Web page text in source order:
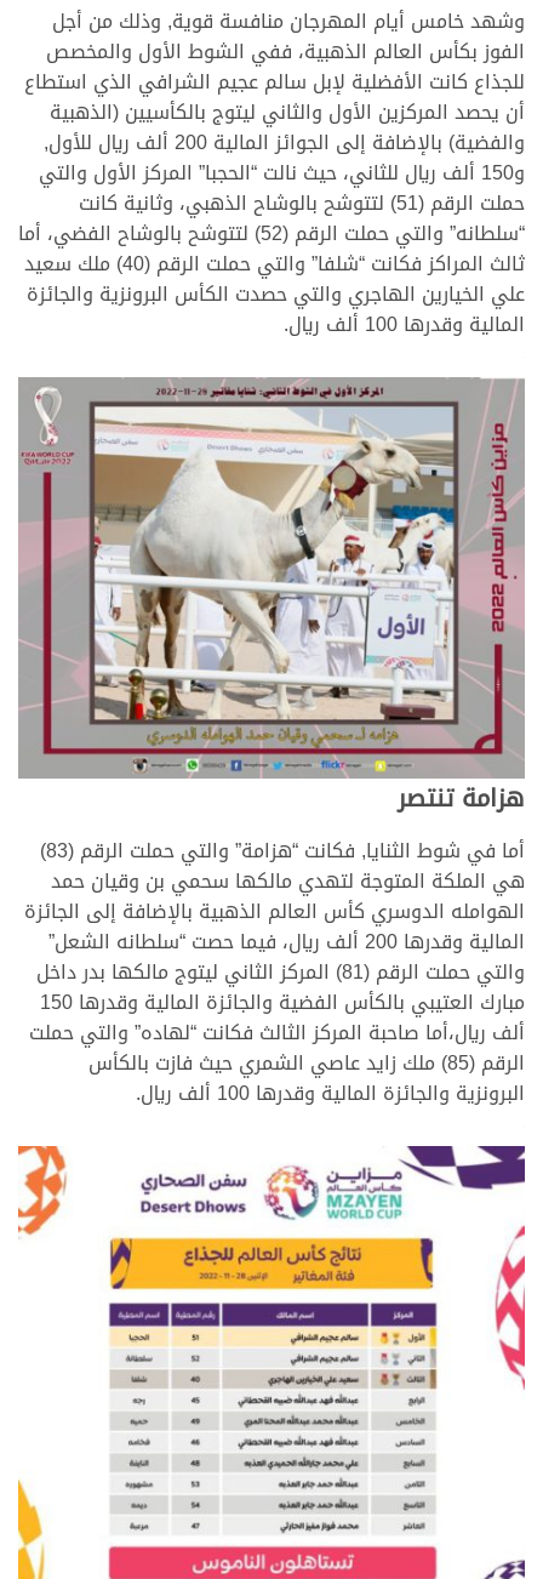
وشهد خامس أيام المهرجان منافسة قوية, وذلك من أجل
الفوز بكأس العالم الذهبية، ففي الشوط الأول والمخصص
للجذاع كانت الأفضلية لإبل سالم عجيم الشرافي الذي استطاع
أن يحصد المركزين الأول والثاني ليتوج بالكأسيين (الذهبية
والفضية) بالإضافة إلى الجوائز المالية 200 ألف ريال للأول,
و150 ألف ريال للثاني، حيث نالت “الحجبا” المركز الأول والتي
حملت الرقم (51) لتتوشح بالوشاح الذهبي، وثانية كانت
“سلطانه” والتي حملت الرقم (52) لتتوشح بالوشاح الفضي، أما
ثالث المراكز فكانت “شلفا” والتي حملت الرقم (40) ملك سعيد
علي الخيارين الهاجري والتي حصدت الكأس البرونزية والجائزة
المالية وقدرها 100 ألف ريال.
هزامة تنتصر
أما في شوط الثنايا, فكانت “هزامة” والتي حملت الرقم (83)
هي الملكة المتوجة لتهدي مالكها سحمي بن وقيان حمد
الهوامله الدوسري كأس العالم الذهبية بالإضافة إلى الجائزة
المالية وقدرها 200 ألف ريال، فيما حصت “سلطانه الشعل”
والتي حملت الرقم (81) المركز الثاني ليتوج مالكها بدر داخل
مبارك العتيبي بالكأس الفضية والجائزة المالية وقدرها 150
ألف ريال،أما صاحبة المركز الثالث فكانت “لهاده” والتي حملت
الرقم (85) ملك زايد عاصي الشمري حيث فازت بالكأس
البرونزية والجائزة المالية وقدرها 100 ألف ريال.